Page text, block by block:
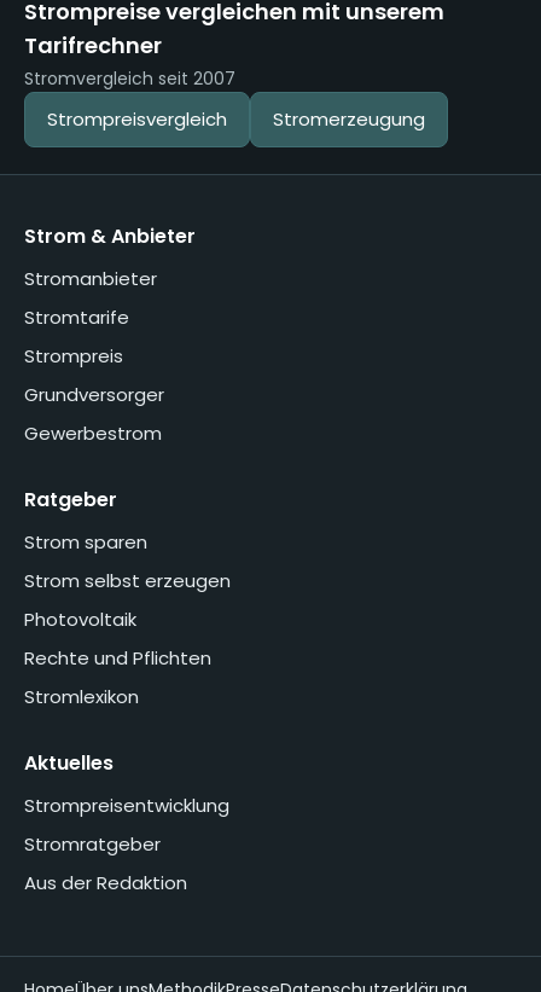
Strompreise vergleichen mit unserem
Tarifrechner
Stromvergleich seit 2007
Strompreisvergleich Stromerzeugung
Strom & Anbieter
Stromanbieter
Stromtarife
Strompreis
Grundversorger
Gewerbestrom
Ratgeber
Strom sparen
Strom selbst erzeugen
Photovoltaik
Rechte und Pflichten
Stromlexikon
Aktuelles
Strompreisentwicklung
Stromratgeber
Aus der Redaktion